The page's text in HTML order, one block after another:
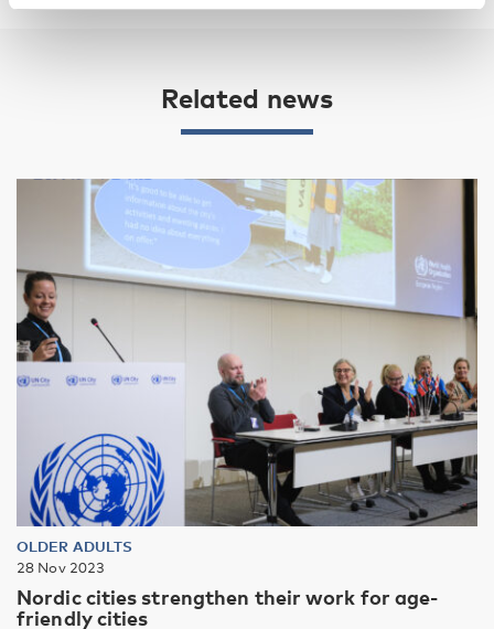
Related news
OLDER ADULTS
28 Nov 2023
Nordic cities strengthen their work for age-
friendly cities